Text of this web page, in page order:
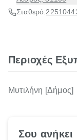
Σταθερό:
Περιοχές
Μυτιλήνη [Δήμος]
Σου ανήκει